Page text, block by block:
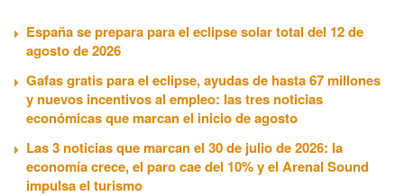
España se prepara para el eclipse solar total del 12 de
agosto de 2026
Gafas gratis para el eclipse, ayudas de hasta 67 millones
y nuevos incentivos al empleo: las tres noticias
económicas que marcan el inicio de agosto
Las 3 noticias que marcan el 30 de julio de 2026: la
economía crece, el paro cae del 10% y el Arenal Sound
impulsa el turismo